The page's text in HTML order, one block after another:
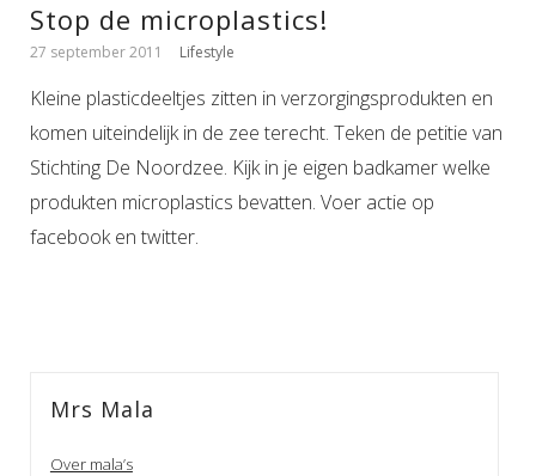
Stop de microplastics!
27 september 2011 Lifestyle
Kleine plasticdeeltjes zitten in verzorgingsprodukten en
komen uiteindelijk in de zee terecht. Teken de petitie van
Stichting De Noordzee. Kijk in je eigen badkamer welke
produkten microplastics bevatten. Voer actie op
facebook en twitter.
Mrs Mala
Over mala’s